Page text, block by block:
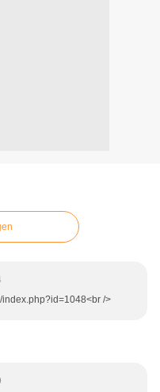
index.php?id=1048<br />